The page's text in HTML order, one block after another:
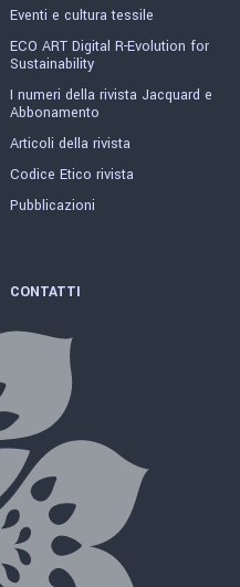
Eventi e cultura tessile
ECO ART Digital R-Evolution for
Sustainability
I numeri della rivista Jacquard e
Abbonamento
Articoli della rivista
Codice Etico rivista
Pubblicazioni
CONTATTI